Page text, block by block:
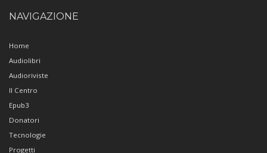
NAVIGAZIONE
Home
Audiolibri
Audioriviste
Il Centro
Epub3
Donatori
Tecnologie
Progetti